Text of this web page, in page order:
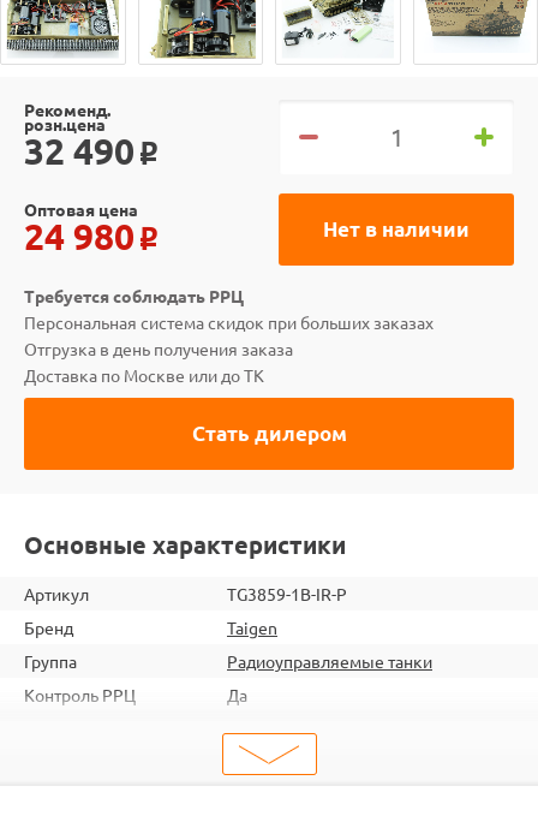
Рекоменд.
розн.цена
32 490 o
Нет в наличии
Оптовая цена
24 980 o
Требуется соблюдать РРЦ
Персональная система скидок при больших заказах
Отгрузка в день получения заказа
Доставка по Москве или до ТК
Стать дилером
Основные характеристики
Артикул
TG3859-1В-IR-Р
Бренд
Taigen
Группа
Радиоуправляемые танки
Контроль РРЦ
Да
1
0.0521